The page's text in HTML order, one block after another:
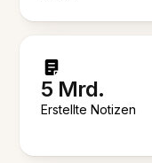
5 Mrd.
Erstellte Notizen